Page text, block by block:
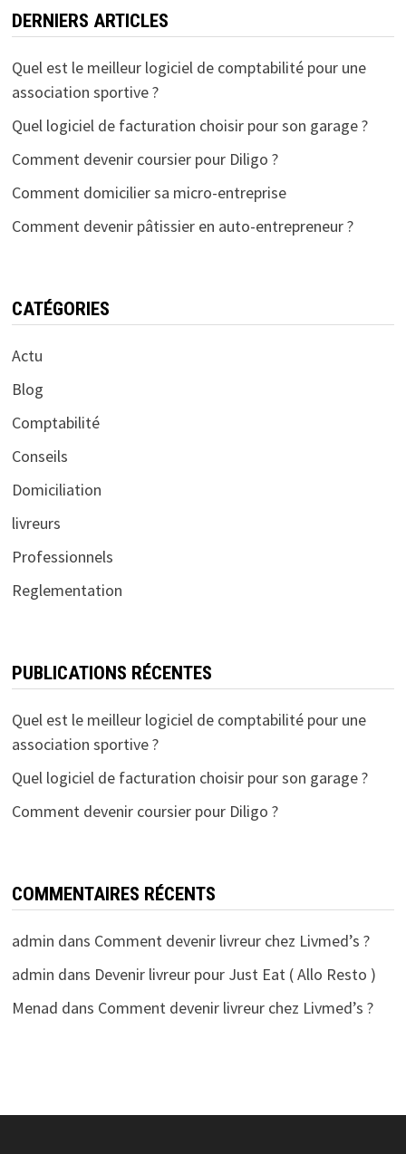
DERNIERS ARTICLES
Quel est le meilleur logiciel de comptabilité pour une
association sportive ?
Quel logiciel de facturation choisir pour son garage ?
Comment devenir coursier pour Diligo ?
Comment domicilier sa micro-entreprise
Comment devenir pâtissier en auto-entrepreneur ?
CATÉGORIES
Actu
Blog
Comptabilité
Conseils
Domiciliation
livreurs
Professionnels
Reglementation
PUBLICATIONS RÉCENTES
Quel est le meilleur logiciel de comptabilité pour une
association sportive ?
Quel logiciel de facturation choisir pour son garage ?
Comment devenir coursier pour Diligo ?
COMMENTAIRES RÉCENTS
admin dans Comment devenir livreur chez Livmed’s ?
admin dans Devenir livreur pour Just Eat ( Allo Resto )
Menad dans Comment devenir livreur chez Livmed’s ?